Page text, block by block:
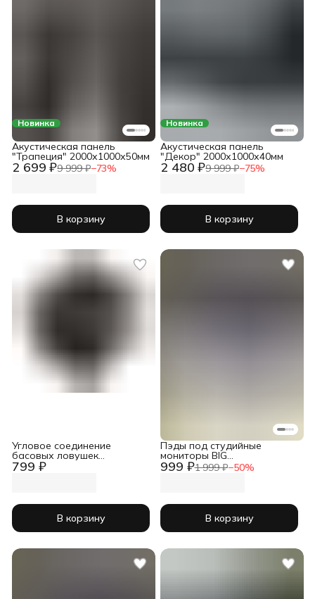
Новинка
2 699 ₽9 999 ₽−73%
Акустическая панель
"Трапеция" 2000х1000х50мм
В корзину
Новинка
2 480 ₽9 999 ₽−75%
Акустическая панель
"Декор" 2000х1000х40мм
В корзину
799 ₽
Угловое соединение
басовых ловушек
300х300х300мм
В корзину
999 ₽1 999 ₽−50%
Пэды под студийные
мониторы BIG
260х370х45мм
В корзину